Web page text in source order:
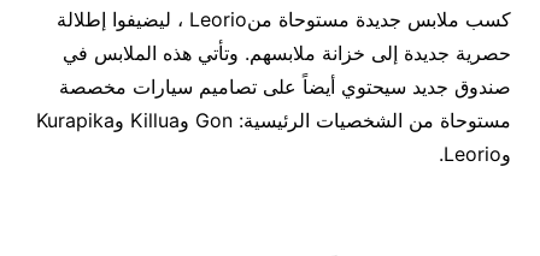
كسب ملابس جديدة مستوحاة منLeorio ، ليضيفوا إطلالة
حصرية جديدة إلى خزانة ملابسهم. وتأتي هذه الملابس في
صندوق جديد سيحتوي أيضاً على تصاميم سيارات مخصصة
مستوحاة من الشخصيات الرئيسية: Gon وKillua وKurapika
وLeorio.